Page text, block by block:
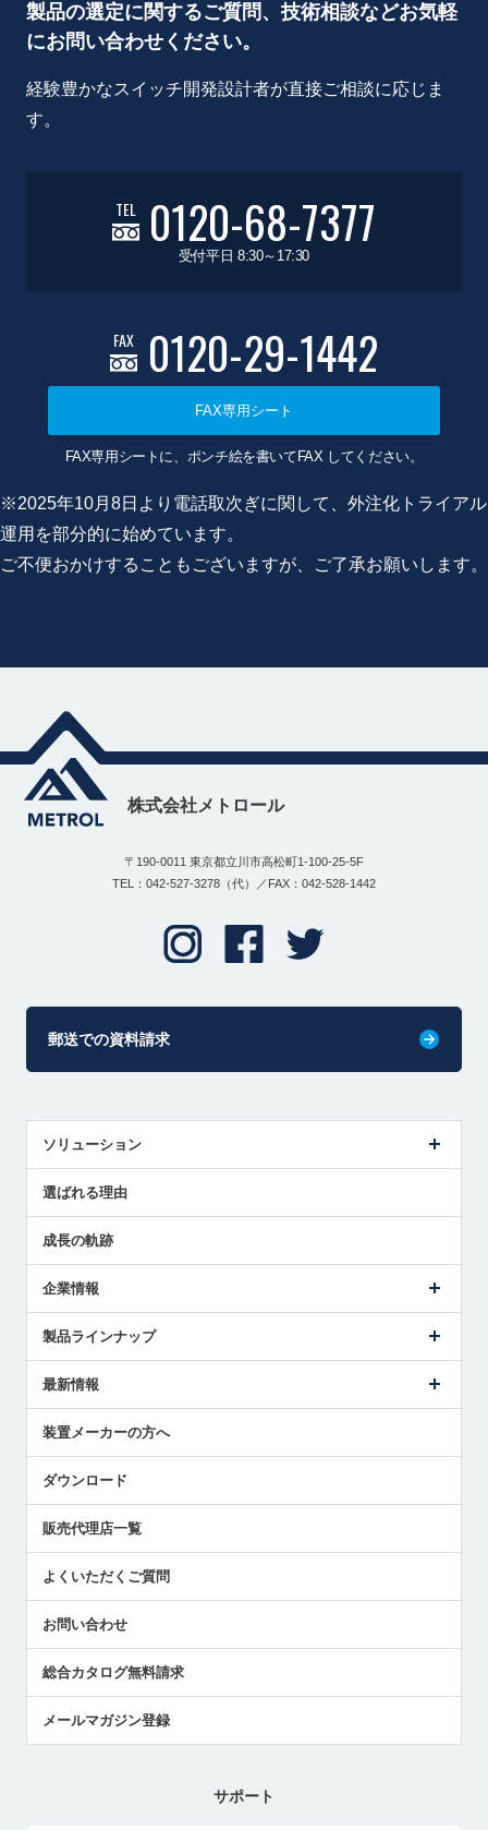
製品の選定に関するご質問、技術相談などお気軽
にお問い合わせください。
経験豊かなスイッチ開発設計者が直接ご相談に応じま
す。
TEL 0120-68-7377
受付平日 8:30～17:30
FAX 0120-29-1442
FAX専用シート
FAX専用シートに、ポンチ絵を書いてFAX してください。
※2025年10月8日より電話取次ぎに関して、外注化トライアル
運用を部分的に始めています。
ご不便おかけすることもございますが、ご了承お願いします。
株式会社メトロール
〒190-0011 東京都立川市高松町1-100-25-5F
TEL：042-527-3278（代）／FAX：042-528-1442
郵送での資料請求
ソリューション
解決策提案
選ばれる理由
成長の軌跡
企業情報
ごあいさつ
受賞履歴
採用情報
国/地域/言語
製品ラインナップ
ツールセッタ製品
エアマイクロセンサ製品
最新情報
メトロールの技術
社員ブログ
中小企業のBCP地震対策
センサのテクニカルガイド
社長ブログ
装置メーカーの方へ
ダウンロード
販売代理店一覧
よくいただくご質問
お問い合わせ
総合カタログ無料請求
メールマガジン登録
サポート